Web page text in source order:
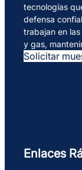
tecnologías
defensa
trabajan en
y gas,
Solicitar
Enlaces